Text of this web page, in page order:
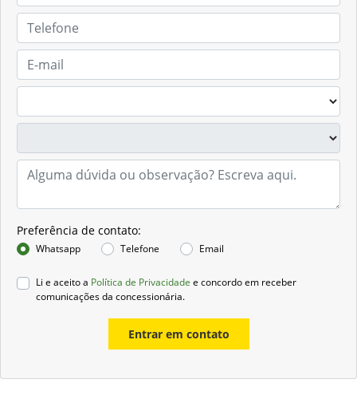
Preferência de contato:
Whatsapp Telefone Email
Li e aceito a Política de Privacidade e concordo em receber
comunicações da concessionária.
Entrar em contato